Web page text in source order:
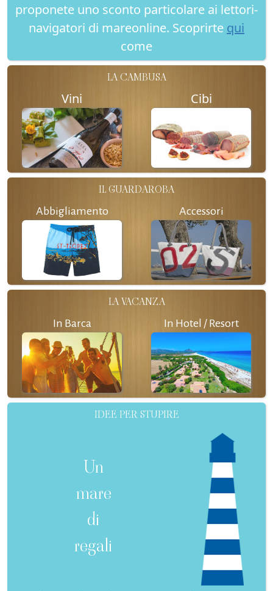
proponete uno sconto particolare ai lettori-
navigatori di mareonline. Scoprirte qui
come
LA CAMBUSA
Vini Cibi
IL GUARDAROBA
Abbigliamento Accessori
LA VACANZA
In Barca In Hotel / Resort
IDEE PER STUPIRE
Un
mare
di
regali